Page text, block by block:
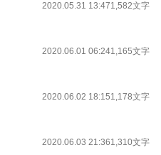
2020.05.31 13:471,582文字
2020.06.01 06:241,165文字
2020.06.02 18:151,178文字
2020.06.03 21:361,310文字